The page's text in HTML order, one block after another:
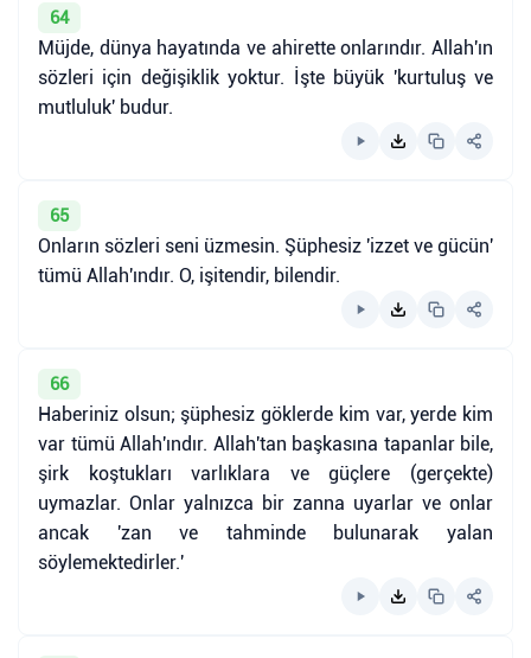
64
Müjde, dünya hayatında ve ahirette onlarındır. Allah'ın
sözleri için değişiklik yoktur. İşte büyük 'kurtuluş ve
mutluluk' budur.
65
Onların sözleri seni üzmesin. Şüphesiz 'izzet ve gücün'
tümü Allah'ındır. O, işitendir, bilendir.
66
Haberiniz olsun; şüphesiz göklerde kim var, yerde kim
var tümü Allah'ındır. Allah'tan başkasına tapanlar bile,
şirk koştukları varlıklara ve güçlere (gerçekte)
uymazlar. Onlar yalnızca bir zanna uyarlar ve onlar
ancak 'zan ve tahminde bulunarak yalan
söylemektedirler.'